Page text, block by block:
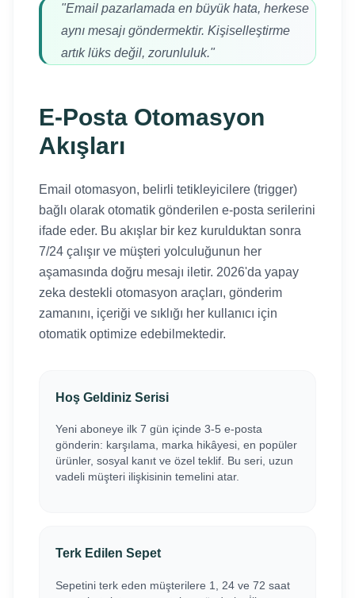
"Email pazarlamada en büyük hata, herkese
aynı mesajı göndermektir. Kişiselleştirme
artık lüks değil, zorunluluk."
E-Posta Otomasyon
Akışları
Email otomasyon, belirli tetikleyicilere (trigger)
bağlı olarak otomatik gönderilen e-posta serilerini
ifade eder. Bu akışlar bir kez kurulduktan sonra
7/24 çalışır ve müşteri yolculuğunun her
aşamasında doğru mesajı iletir. 2026'da yapay
zeka destekli otomasyon araçları, gönderim
zamanını, içeriği ve sıklığı her kullanıcı için
otomatik optimize edebilmektedir.
Hoş Geldiniz Serisi
Yeni aboneye ilk 7 gün içinde 3-5 e-posta
gönderin: karşılama, marka hikâyesi, en popüler
ürünler, sosyal kanıt ve özel teklif. Bu seri, uzun
vadeli müşteri ilişkisinin temelini atar.
Terk Edilen Sepet
Sepetini terk eden müşterilere 1, 24 ve 72 saat